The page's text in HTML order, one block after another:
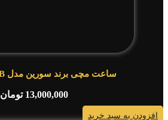
ساعت مچی برند سورین مدل L1235-SS01B
13,000,000 تومان
افزودن به سبد خرید